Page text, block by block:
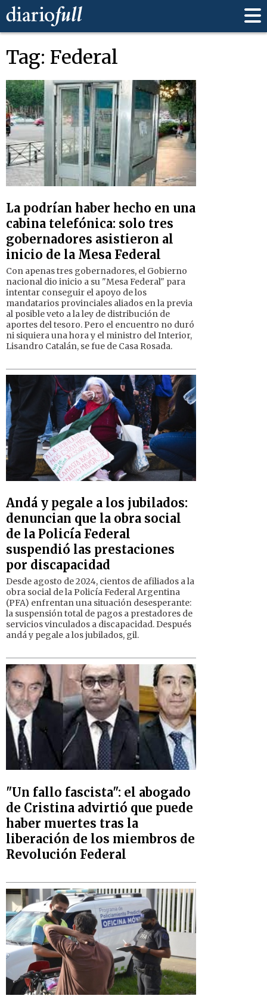
Tag: Federal
La podrían haber hecho en una
cabina telefónica: solo tres
gobernadores asistieron al
inicio de la Mesa Federal
Con apenas tres gobernadores, el Gobierno
nacional dio inicio a su "Mesa Federal" para
intentar conseguir el apoyo de los
mandatarios provinciales aliados en la previa
al posible veto a la ley de distribución de
aportes del tesoro. Pero el encuentro no duró
ni siquiera una hora y el ministro del Interior,
Lisandro Catalán, se fue de Casa Rosada.
Andá y pegale a los jubilados:
denuncian que la obra social
de la Policía Federal
suspendió las prestaciones
por discapacidad
Desde agosto de 2024, cientos de afiliados a la
obra social de la Policía Federal Argentina
(PFA) enfrentan una situación desesperante:
la suspensión total de pagos a prestadores de
servicios vinculados a discapacidad. Después
andá y pegale a los jubilados, gil.
"Un fallo fascista": el abogado
de Cristina advirtió que puede
haber muertes tras la
liberación de los miembros de
Revolución Federal